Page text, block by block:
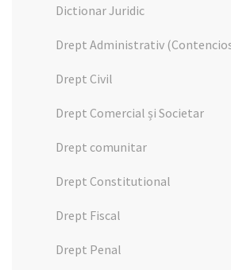
Dictionar Juridic
Drept Administrativ
Drept Civil
Drept Comercial și Societar
Drept comunitar
Drept Constitutional
Drept Fiscal
Drept Penal